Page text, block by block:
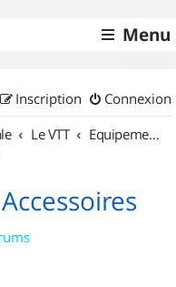
Menu
Connexion
Inscription
Le VTT Equipements et Accessoires